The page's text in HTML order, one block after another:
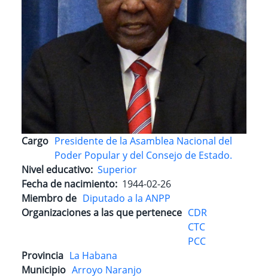
Cargo Presidente de la Asamblea Nacional del
Poder Popular y del Consejo de Estado.
Nivel educativo Superior
Fecha de nacimiento 1944-02-26
Miembro de Diputado a la ANPP
Organizaciones a las que pertenece CDR
CTC
PCC
Provincia La Habana
Municipio Arroyo Naranjo